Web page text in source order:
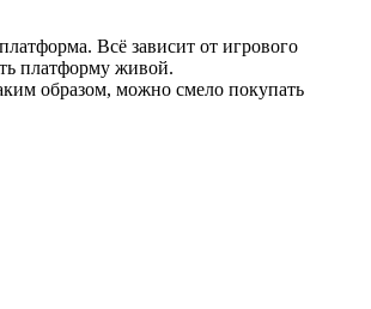
Всё зависит от игрового
платформу живой.
образом, можно смело покупать